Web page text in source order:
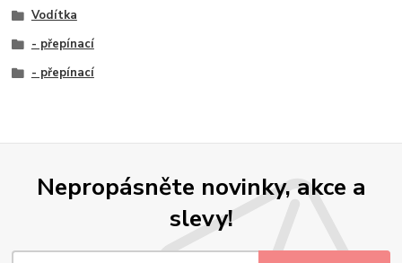
Vodítka
- přepínací
- přepínací
Nepropásněte novinky, akce a
slevy!